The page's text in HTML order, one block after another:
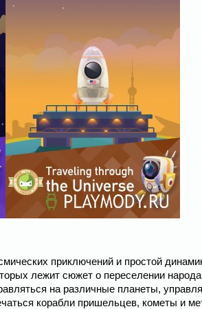
приключений и простой
лежит сюжет о переселении
на различные планеты,
корабли пришельцев, кометы и